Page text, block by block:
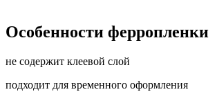
Особенности ферропленки
не содержит клеевой слой
подходит для временного оформления